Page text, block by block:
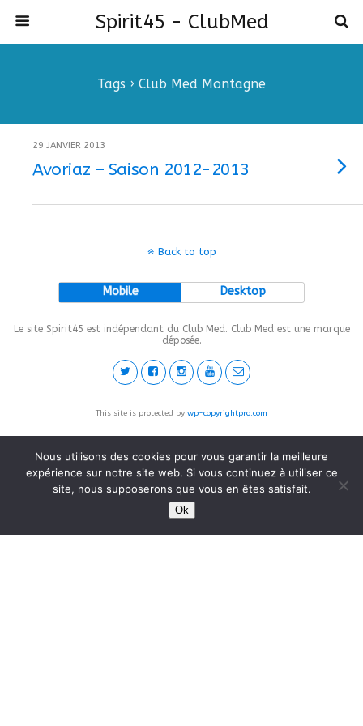
Spirit45 - ClubMed
Tags › Club Med Montagne
29 JANVIER 2013
Avoriaz – Saison 2012-2013
Back to top
Mobile Desktop
Le site Spirit45 est indépendant du Club Med. Club Med est une marque
déposée.
This site is protected by wp-copyrightpro.com
Nous utilisons des cookies pour vous garantir la meilleure
expérience sur notre site web. Si vous continuez à utiliser ce
site, nous supposerons que vous en êtes satisfait.
Ok